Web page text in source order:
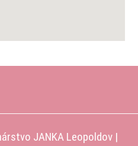
JANKA Leopoldov |